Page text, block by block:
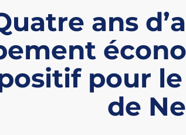
ans
pour
de